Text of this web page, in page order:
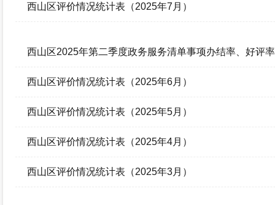
西山区评价情况统计表（2025年7月）
西山区2025年第二季度政务服务清单事项办结率、好评率
西山区评价情况统计表（2025年6月）
西山区评价情况统计表（2025年5月）
西山区评价情况统计表（2025年4月）
西山区评价情况统计表（2025年3月）